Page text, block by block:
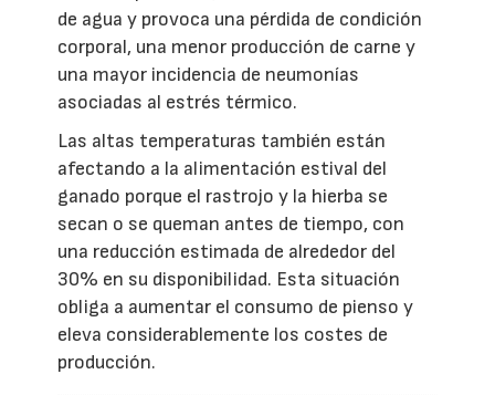
de agua y provoca una pérdida de condición
corporal, una menor producción de carne y
una mayor incidencia de neumonías
asociadas al estrés térmico.
Las altas temperaturas también están
afectando a la alimentación estival del
ganado porque el rastrojo y la hierba se
secan o se queman antes de tiempo, con
una reducción estimada de alrededor del
30% en su disponibilidad. Esta situación
obliga a aumentar el consumo de pienso y
eleva considerablemente los costes de
producción.